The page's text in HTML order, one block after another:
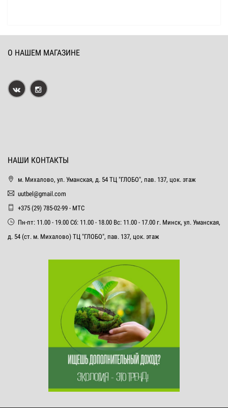
О НАШЕМ МАГАЗИНЕ
НАШИ КОНТАКТЫ
м. Михалово, ул. Уманская, д. 54 ТЦ "ГЛОБО", пав. 137, цок. этаж
uutbel@gmail.com
+375 (29) 785-02-99 - МТС
Пн-пт: 11.00 - 19.00 Сб: 11.00 - 18.00 Вс: 11.00 - 17.00 г. Минск, ул. Уманская,
д. 54 (ст. м. Михалово) ТЦ "ГЛОБО", пав. 137, цок. этаж